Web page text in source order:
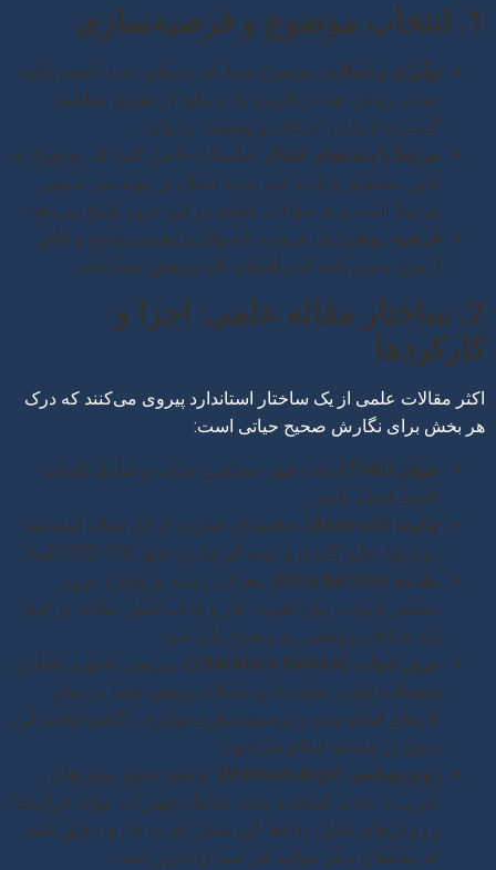
1. انتخاب موضوع و فرضیه‌سازی
نوآوری و اصالت: موضوع شما باید جنبه‌ای جدید داشته باشد،
چه در روش، چه در کاربرد یا در نتایج. از طریق مطالعه
گسترده ادبیات، “شکاف پژوهشی” را بیابید.
مرتبط با پدیده‌های انتقال: اطمینان حاصل کنید که موضوع به
طور مستقیم با یک یا چند پدیده انتقال در مهندسی شیمی
مرتبط است و به سؤالات کلیدی در این حوزه پاسخ می‌دهد.
فرضیه روشن: یک فرضیه یا سوال پژوهشی واضح و قابل
آزمون تدوین کنید که راهنمای کل پژوهش شما باشد.
2. ساختار مقاله علمی: اجزا و
کارکردها
اکثر مقالات علمی از یک ساختار استاندارد پیروی می‌کنند که درک
هر بخش برای نگارش صحیح حیاتی است:
عنوان (Title):
باید دقیق، مختصر، جذاب و شامل کلمات
کلیدی اصلی باشد.
چکیده (Abstract):
خلاصه‌ای فشرده از کل مقاله (مقدمه،
روش‌ها، نتایج کلیدی و نتیجه‌گیری) در حدود 150-300 کلمه.
مقدمه (Introduction):
معرفی زمینه پژوهش، مرور
مختصر ادبیات، بیان اهمیت کار و هدف اصلی مقاله. در اینجا
باید شکاف پژوهشی به وضوح بیان شود.
مرور ادبیات (Literature Review):
بررسی جامع و انتقادی
تحقیقات قبلی، نشان دادن جایگاه پژوهش شما در میان
کارهای انجام شده و برجسته‌سازی نوآوری. (گاهی اوقات این
بخش در مقدمه ادغام می‌شود).
روش‌شناسی (Methodology):
توضیح دقیق روش‌های
تجربی یا عددی استفاده شده، شامل تجهیزات، مواد، فرآیندها
و روش‌های تحلیل داده‌ها. این بخش باید به قدری دقیق باشد
که محققان دیگر بتوانند کار شما را تکرار کنند.